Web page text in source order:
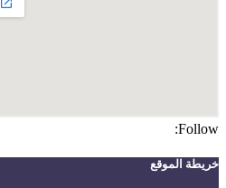
Follow:
خريطة الموقع